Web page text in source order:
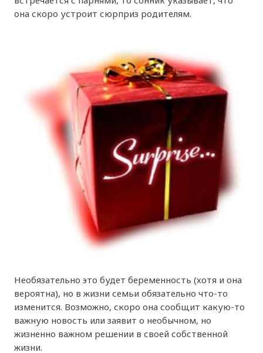
она скоро устроит сюрприз родителям.
Необязательно это будет беременность (хотя и она
вероятна), но в жизни семьи обязательно что-то
изменится. Возможно, скоро она сообщит какую-то
важную новость или заявит о необычном, но
жизненно важном решении в своей собственной
жизни.